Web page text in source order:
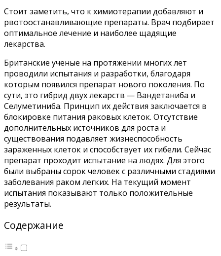
Стоит заметить, что к химиотерапии добавляют и
рвотоостанавливающие препараты. Врач подбирает
оптимальное лечение и наиболее щадящие
лекарства.
Британские ученые на протяжении многих лет
проводили испытания и разработки, благодаря
которым появился препарат нового поколения. По
сути, это гибрид двух лекарств — Вандетаниба и
Селуметиниба. Принцип их действия заключается в
блокировке питания раковых клеток. Отсутствие
дополнительных источников для роста и
существования подавляет жизнеспособность
зараженных клеток и способствует их гибели. Сейчас
препарат проходит испытание на людях. Для этого
были выбраны сорок человек с различными стадиями
заболевания раком легких. На текущий момент
испытания показывают только положительные
результаты.
Содержание